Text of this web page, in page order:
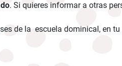
. Si quieres informar a otras
de la escuela dominical, en